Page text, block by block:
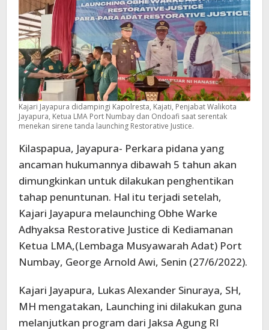
dibawah
5
tahun
Kajari Jayapura didampingi Kapolresta, Kajati, Penjabat Walikota
Jayapura, Ketua LMA Port Numbay dan Ondoafi saat serentak
menekan sirene tanda launching Restorative Justice.
Kilaspapua, Jayapura- Perkara pidana yang
ancaman hukumannya dibawah 5 tahun akan
dimungkinkan untuk dilakukan penghentikan
tahap penuntunan. Hal itu terjadi setelah,
Kajari Jayapura melaunching Obhe Warke
Adhyaksa Restorative Justice di Kediamanan
Ketua LMA,(Lembaga Musyawarah Adat) Port
Numbay, George Arnold Awi, Senin (27/6/2022).
Kajari Jayapura, Lukas Alexander Sinuraya, SH,
MH mengatakan, Launching ini dilakukan guna
melanjutkan program dari Jaksa Agung RI